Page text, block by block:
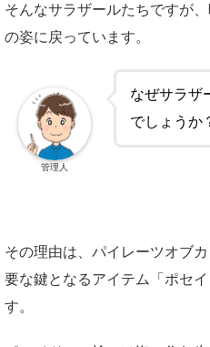
そんなサラザールたちですが
の姿に戻っています。
なぜサラザ
でしょうか
管理人
その理由は、パイレーツオブ
要な鍵となるアイテム「ポセ
す。